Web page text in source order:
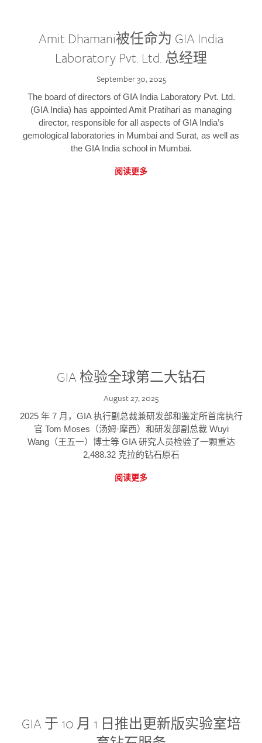
Amit Dhamani被任命为 GIA India
Laboratory Pvt. Ltd. 总经理
September 30, 2025
The board of directors of GIA India Laboratory Pvt. Ltd.
(GIA India) has appointed Amit Pratihari as managing
director, responsible for all aspects of GIA India’s
gemological laboratories in Mumbai and Surat, as well as
the GIA India school in Mumbai.
阅读更多
GIA 检验全球第二大钻石
August 27, 2025
2025 年 7 月，GIA 执行副总裁兼研发部和鉴定所首席执行
官 Tom Moses（汤姆·摩西）和研发部副总裁 Wuyi
Wang（王五一）博士等 GIA 研究人员检验了一颗重达
2,488.32 克拉的钻石原石
阅读更多
GIA 于 10 月 1 日推出更新版实验室培